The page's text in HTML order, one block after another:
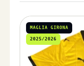
MAGLIA GIRONA
2025/2026